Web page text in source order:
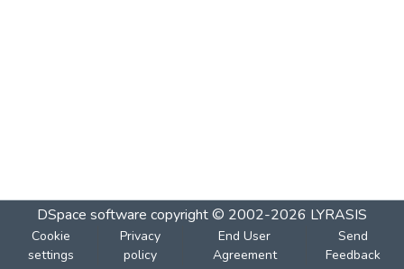
DSpace software copyright © 2002-2026 LYRASIS
Cookie
settings
Privacy
policy
End User
Agreement
Send
Feedback